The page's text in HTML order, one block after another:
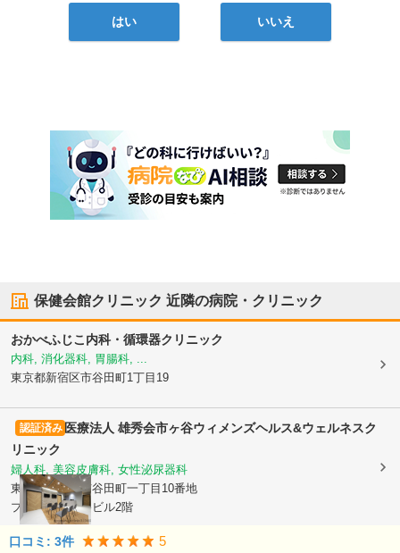
はい いいえ
保健会館クリニック 近隣の病院・クリニック
おかべふじこ内科・循環器クリニック
内科, 消化器科, 胃腸科, ...
東京都新宿区市谷田町1丁目19
認証済み 医療法人 雄秀会市ヶ谷ウィメンズヘルス&ウェルネスク
リニック
婦人科, 美容皮膚科, 女性泌尿器科
東京都新宿区市谷田町一丁目10番地
プライム市ヶ谷ビル2階
口コミ: 3件 5